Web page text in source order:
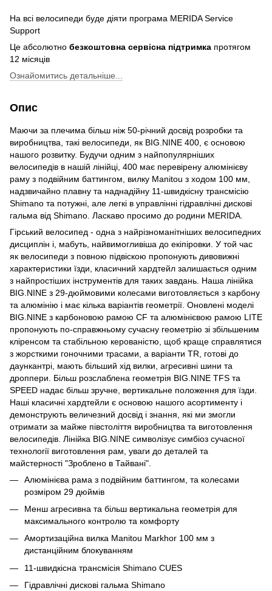
На всі велосипеди буде діяти програма MERIDA Service
Support
Це абсолютно безкоштовна сервісна підтримка протягом
12 місяців
Ознайомитись детальніше...
Опис
Маючи за плечима більш ніж 50-річний досвід розробки та
виробництва, такі велосипеди, як BIG.NINE 400, є основою
нашого розвитку. Будучи одним з найпопулярніших
велосипедів в нашій лінійці, 400 має перевірену алюмінієву
раму з подвійним баттингом, вилку Manitou з ходом 100 мм,
надзвичайно плавну та наднадійну 11-швидкісну трансмісію
Shimano та потужні, але легкі в управлінні гідравлічні дискові
гальма від Shimano. Ласкаво просимо до родини MERIDA.
Гірський велосипед - одна з найрізноманітніших велосипедних
дисциплін і, мабуть, найвимогливіша до екіпіровки. У той час
як велосипеди з повною підвіскою пропонують дивовижні
характеристики їзди, класичний хардтейл залишається одним
з найпростіших інструментів для таких завдань. Наша лінійка
BIG.NINE з 29-дюймовими колесами виготовляється з карбону
та алюмінію і має кілька варіантів геометрії. Оновлені моделі
BIG.NINE з карбоновою рамою CF та алюмінієвою рамою LITE
пропонують по-справжньому сучасну геометрію зі збільшеним
кліренсом та стабільною керованістю, щоб краще справлятися
з жорсткими гоночними трасами, а варіанти TR, готові до
даункантрі, мають більший хід вилки, агресивні шини та
дроппери. Більш розслаблена геометрія BIG.NINE TFS та
SPEED надає більш зручне, вертикальне положення для їзди.
Наші класичні хардтейли є основою нашого асортименту і
демонструють величезний досвід і знання, які ми змогли
отримати за майже півстоліття виробництва та виготовлення
велосипедів. Лінійка BIG.NINE символізує симбіоз сучасної
технології виготовлення рам, уваги до деталей та
майстерності "Зроблено в Тайвані".
Алюмінієва рама з подвійним баттингом, та колесами
розміром 29 дюймів
Менш агресивна та більш вертикальна геометрія для
максимального контролю та комфорту
Амортизаційна вилка Manitou Markhor 100 мм з
дистанційним блокуванням
11-швидкісна трансмісія Shimano CUES
Гідравлічні дискові гальма Shimano